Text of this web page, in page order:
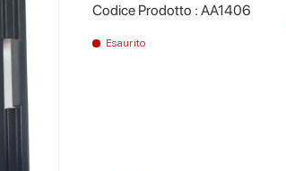
Codice Prodotto : AA1406
Esaurito